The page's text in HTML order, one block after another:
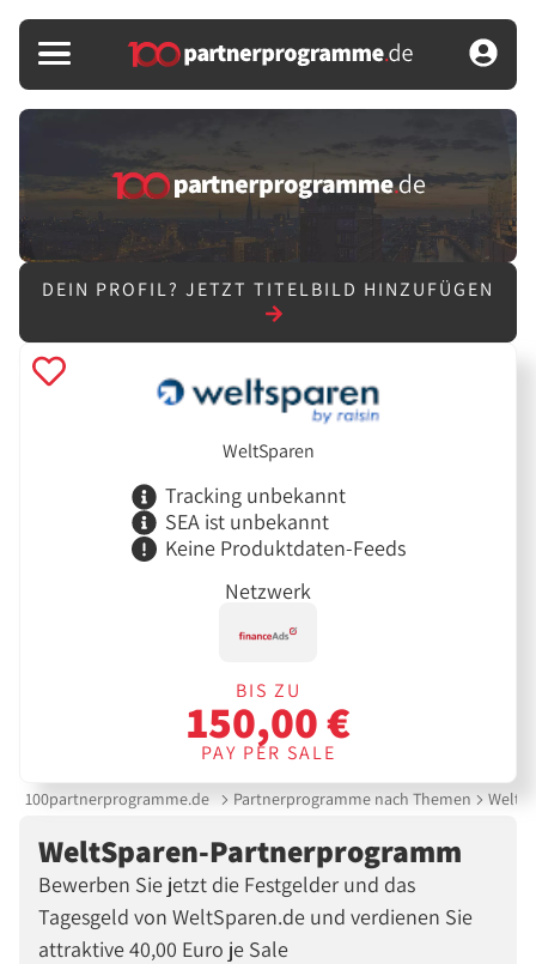
DEIN PROFIL? JETZT TITELBILD HINZUFÜGEN
WeltSparen
Tracking unbekannt
SEA ist unbekannt
Keine Produktdaten-Feeds
Netzwerk
BIS ZU
150,00 €
PAY PER SALE
100partnerprogramme.de Partnerprogramme nach Themen
WeltSparen-Partnerprogramm
Bewerben Sie jetzt die Festgelder und das
Tagesgeld von WeltSparen.de und verdienen Sie
attraktive 40,00 Euro je Sale